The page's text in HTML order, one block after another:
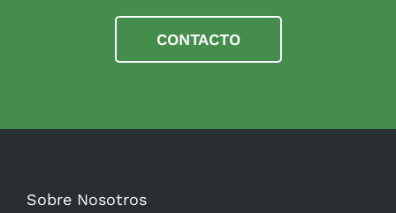
CONTACTO
Sobre Nosotros